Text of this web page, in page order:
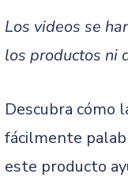
Los videos se
los productos ni
Descubra cómo
fácilmente
este producto